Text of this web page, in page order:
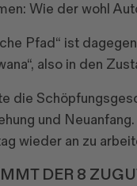
Wie der wohl
Pfad“ ist
also in den
die
und
wieder an zu
DER 8